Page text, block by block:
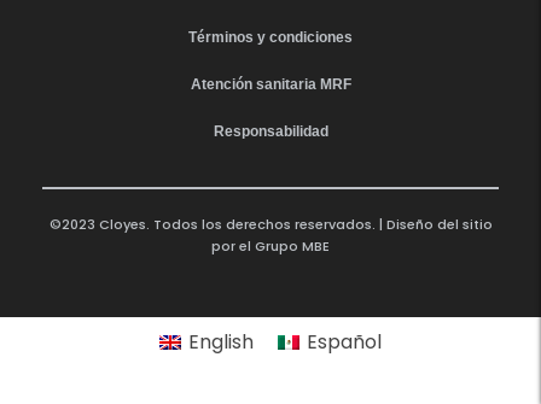
Términos y condiciones
Atención sanitaria MRF
Responsabilidad
©2023 Cloyes. Todos los derechos reservados. | Diseño del sitio
por el Grupo MBE
English Español